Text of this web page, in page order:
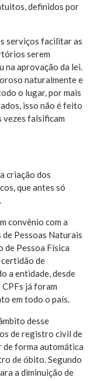
definidos por
serviços facilitar as
serem
na aprovação da lei.
naturalmente e
o lugar, por mais
isso não é feito
falsificam
criação dos
que antes só
convênio com a
Pessoas Naturais
de Pessoa Física
de
a entidade, desde
CPFs já foram
em todo o país.
desse
de registro civil de
de forma automática
de óbito. Segundo
a diminuição de